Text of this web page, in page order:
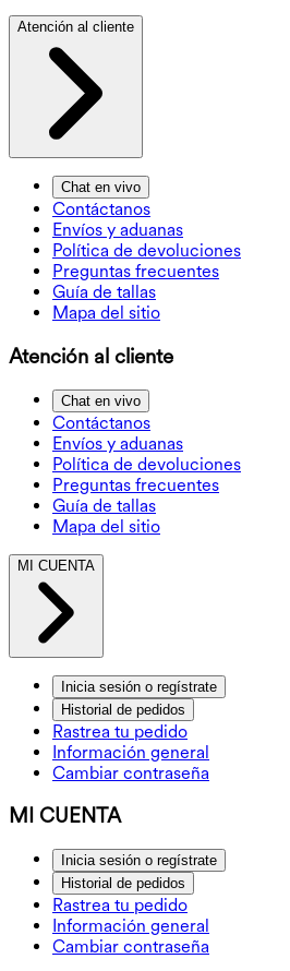
Atención al cliente
Chat en vivo
Contáctanos
Envíos y aduanas
Política de devoluciones
Preguntas frecuentes
Guía de tallas
Mapa del sitio
Atención al cliente
Chat en vivo
Contáctanos
Envíos y aduanas
Política de devoluciones
Preguntas frecuentes
Guía de tallas
Mapa del sitio
MI CUENTA
Inicia sesión o regístrate
Historial de pedidos
Rastrea tu pedido
Información general
Cambiar contraseña
MI CUENTA
Inicia sesión o regístrate
Historial de pedidos
Rastrea tu pedido
Información general
Cambiar contraseña